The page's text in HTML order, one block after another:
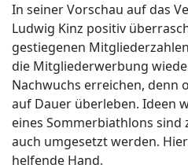
In seiner Vorschau auf das
Ludwig Kinz positiv
gestiegenen
die Mitgliederwerbung
Nachwuchs erreichen, denn
auf Dauer überleben. Ideen
eines Sommerbiathlons sind
auch umgesetzt werden.
helfende Hand.